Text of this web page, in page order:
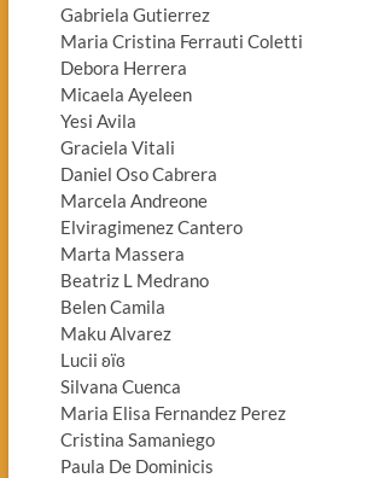
Gabriela Gutierrez
Maria Cristina Ferrauti Coletti
Debora Herrera
Micaela Ayeleen
Yesi Avila
Graciela Vitali
Daniel Oso Cabrera
Marcela Andreone
Elviragimenez Cantero
Marta Massera
Beatriz L Medrano
Belen Camila
Maku Alvarez
Lucii ʚïɞ
Silvana Cuenca
Maria Elisa Fernandez Perez
Cristina Samaniego
Paula De Dominicis